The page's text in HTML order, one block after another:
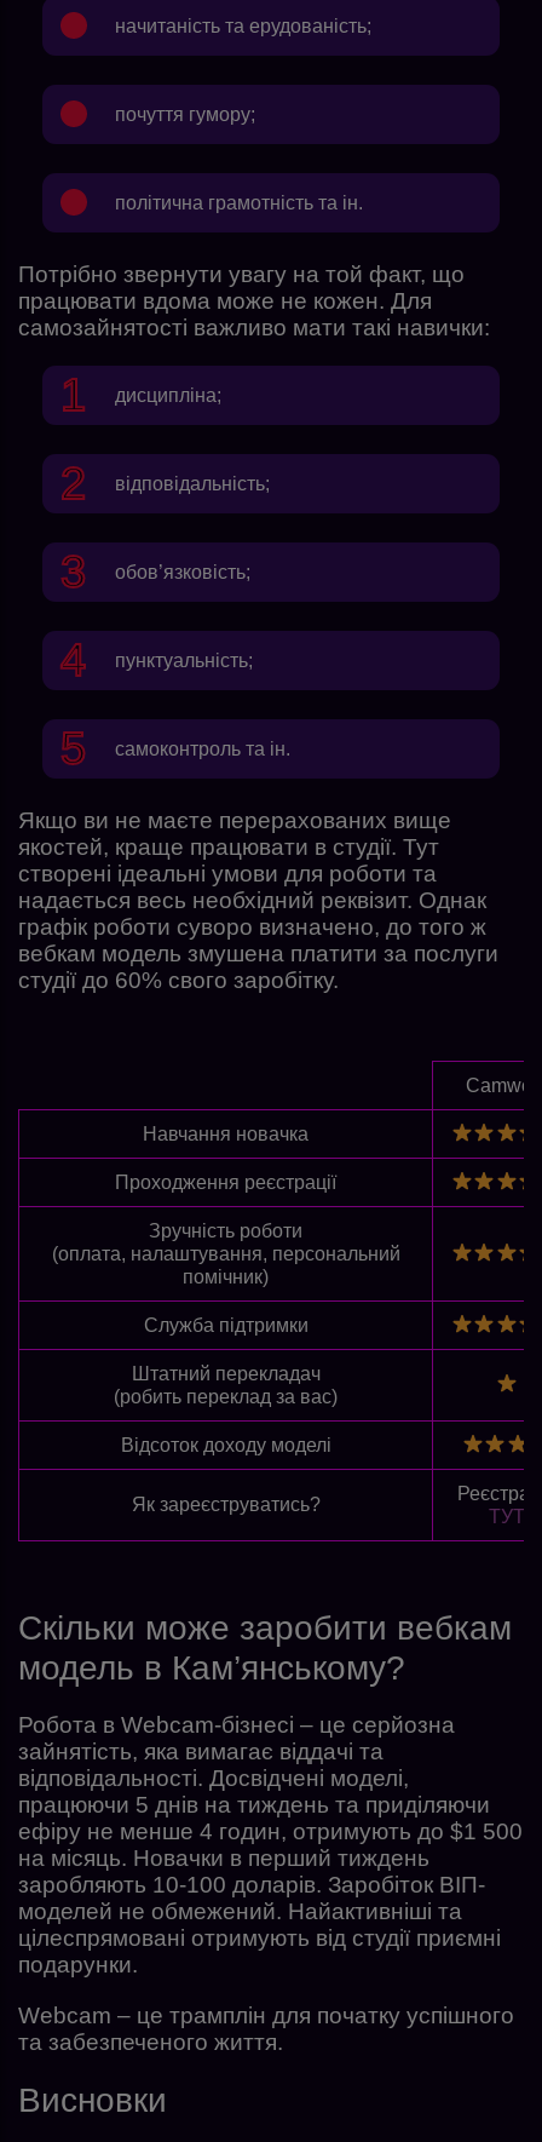
начитаність та ерудованість;
почуття гумору;
політична грамотність та ін.
Потрібно звернути увагу на той факт, що
працювати вдома може не кожен. Для
самозайнятості важливо мати такі навички:
дисципліна;
відповідальність;
обов’язковість;
пунктуальність;
самоконтроль та ін.
Якщо ви не маєте перерахованих вище
якостей, краще працювати в студії. Тут
створені ідеальні умови для роботи та
надається весь необхідний реквізит. Однак
графік роботи суворо визначено, до того ж
вебкам модель змушена платити за послуги
студії до 60% свого заробітку.
Навчання новачка
Проходження реєстрації
Зручність роботи
(оплата, налаштування, персональний
помічник)
Служба підтримки
Штатний перекладач
(робить переклад за вас)
Відсоток доходу моделі
Як зареєструватись?
ТУТ
Скільки може заробити вебкам
модель в Кам’янському?
Робота в Webcam-бізнесі – це серйозна
зайнятість, яка вимагає віддачі та
відповідальності. Досвідчені моделі,
працюючи 5 днів на тиждень та приділяючи
ефіру не менше 4 годин, отримують до $1 500
на місяць. Новачки в перший тиждень
заробляють 10-100 доларів. Заробіток ВІП-
моделей не обмежений. Найактивніші та
цілеспрямовані отримують від студії приємні
подарунки.
Webcam – це трамплін для початку успішного
та забезпеченого життя.
Висновки